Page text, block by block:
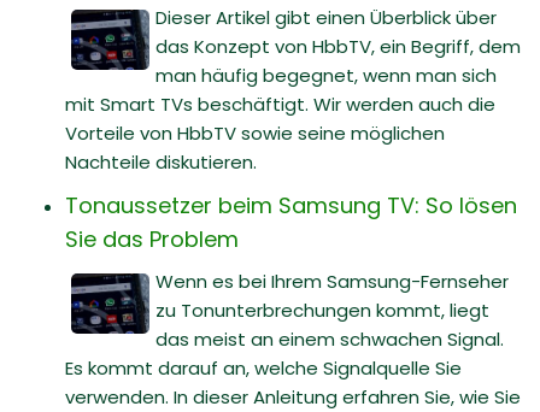
Dieser Artikel gibt einen Überblick über
das Konzept von HbbTV, ein Begriff, dem
man häufig begegnet, wenn man sich
mit Smart TVs beschäftigt. Wir werden auch die
Vorteile von HbbTV sowie seine möglichen
Nachteile diskutieren.
Tonaussetzer beim Samsung TV: So lösen
Sie das Problem
Wenn es bei Ihrem Samsung-Fernseher
zu Tonunterbrechungen kommt, liegt
das meist an einem schwachen Signal.
Es kommt darauf an, welche Signalquelle Sie
verwenden. In dieser Anleitung erfahren Sie, wie Sie